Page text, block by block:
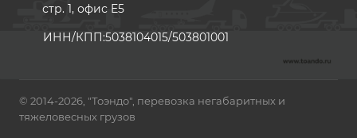
стр. 1, офис E5
ИНН/КПП:5038104015/503801001
© 2014-2026, "Тоэндо", перевозка негабаритных и
тяжеловесных грузов